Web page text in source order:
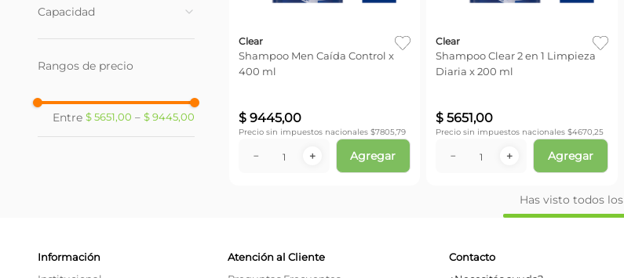
Con Caida
Capacidad
400 ml (1)
Rangos de precio
$ 5651,00 – $ 9445,00
Clear
Shampoo Men Caída Control x
400 ml
$ 9445,00
Precio sin impuestos nacionales $7805,79
＋
－ Agregar
Clear
Shampoo Clear 2 en 1 Limpieza
Diaria x 200 ml
$ 5651,00
Precio sin impuestos nacionales $4670,25
＋
－ Agregar
Has visto todos los
Información
Atención al Cliente
Contacto